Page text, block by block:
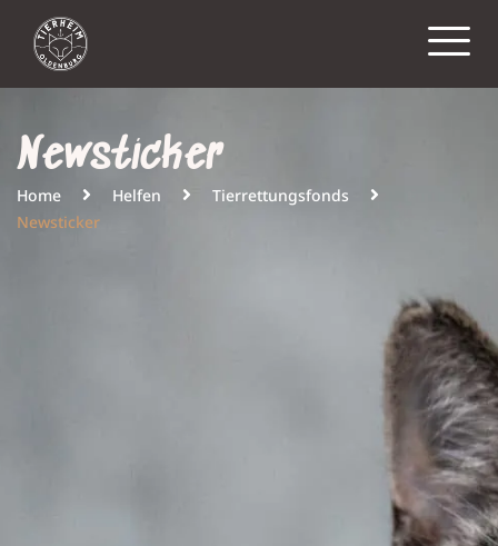
Newsticker
Home Helfen
Tierrettungsfonds
Newsticker